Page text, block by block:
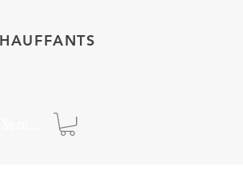
Se connecter